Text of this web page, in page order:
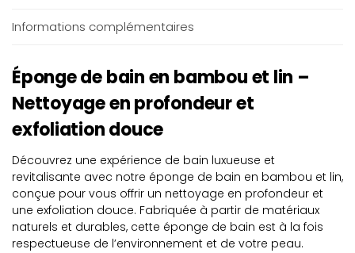
Informations complémentaires
Éponge de bain en bambou et lin –
Nettoyage en profondeur et
exfoliation douce
Découvrez une expérience de bain luxueuse et
revitalisante avec notre éponge de bain en bambou et lin,
conçue pour vous offrir un nettoyage en profondeur et
une exfoliation douce. Fabriquée à partir de matériaux
naturels et durables, cette éponge de bain est à la fois
respectueuse de l’environnement et de votre peau.